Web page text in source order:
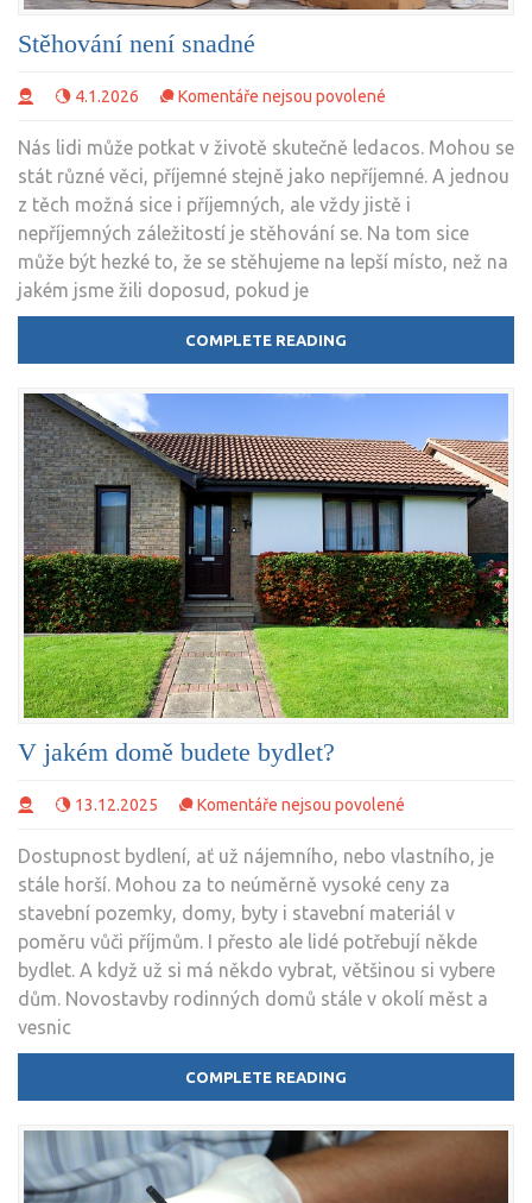
Stěhování není snadné
4.1.2026 Komentáře nejsou povolené
s
názvem
Stěhování
není
snadné
Nás lidi může potkat v životě skutečně ledacos. Mohou se
stát různé věci, příjemné stejně jako nepříjemné. A jednou
z těch možná sice i příjemných, ale vždy jistě i
nepříjemných záležitostí je stěhování se. Na tom sice
může být hezké to, že se stěhujeme na lepší místo, než na
jakém jsme žili doposud, pokud je
COMPLETE READING
V jakém domě budete bydlet?
Bydlení
13.12.2025 Komentáře nejsou povolené
s
názvem
V
jakém
domě
budete
Dostupnost bydlení, ať už nájemního, nebo vlastního, je
stále horší. Mohou za to neúměrně vysoké ceny za
stavební pozemky, domy, byty i stavební materiál v
poměru vůči příjmům. I přesto ale lidé potřebují někde
bydlet. A když už si má někdo vybrat, většinou si vybere
dům. Novostavby rodinných domů stále v okolí měst a
vesnic
COMPLETE READING